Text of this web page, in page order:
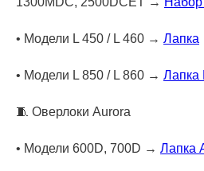
• Модели L 450 / L 460 → Лапка
• Модели L 850 / L 860 → Лапка
🧵 Оверлоки Aurora
• Модели 600D, 700D → Лапка